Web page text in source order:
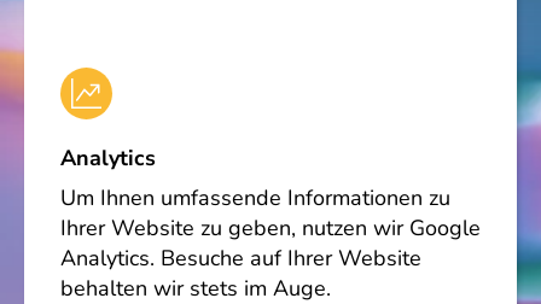
Analytics
Um Ihnen umfassende Informationen zu
Ihrer Website zu geben, nutzen wir Google
Analytics. Besuche auf Ihrer Website
behalten wir stets im Auge.